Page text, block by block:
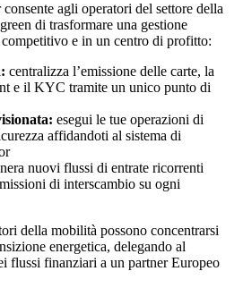
agli operatori del settore della
di trasformare una gestione
e in un centro di profitto:
centralizza l’emissione delle carte, la
e il KYC tramite un unico punto di
esegui le tue operazioni di
affidandoti al sistema di
nuovi flussi di entrate ricorrenti
di interscambio su ogni
della mobilità possono concentrarsi
energetica, delegando al
flussi finanziari a un partner Europeo